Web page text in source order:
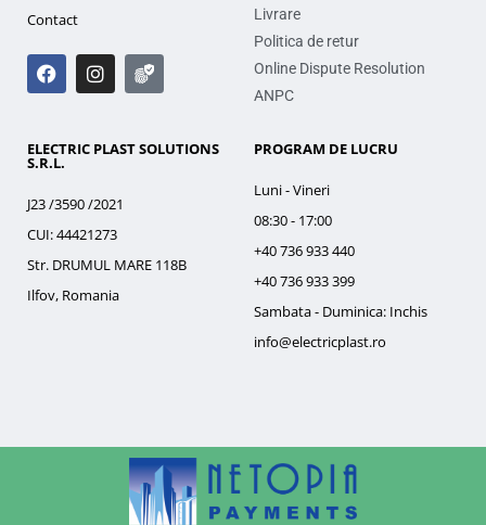
Contact
Livrare
Politica de retur
Online Dispute Resolution
ANPC
ELECTRIC PLAST SOLUTIONS
S.R.L.
J23 /3590 /2021
CUI: 44421273
Str. DRUMUL MARE 118B
Ilfov, Romania
PROGRAM DE LUCRU
Luni - Vineri
08:30 - 17:00
+40 736 933 440
+40 736 933 399
Sambata - Duminica: Inchis
info@electricplast.ro